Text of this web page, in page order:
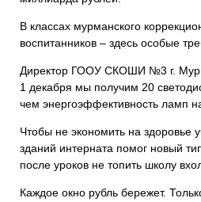
В классах мурманского
воспитанников – здесь особые
Директор ГООУ СКОШИ №3 г.
1 декабря мы получим 20
чем энергоэффективность ламп
Чтобы не экономить на здоровье
зданий интерната помог новый
после уроков не топить школу
Каждое окно рубль бережет.